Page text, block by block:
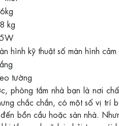
kg
hình kỹ thuật số màn hình cảm
tường
phòng tắm nhà bạn là nơi
chắc chắn, có một số vị trí
bồn cầu hoặc sàn nhà.